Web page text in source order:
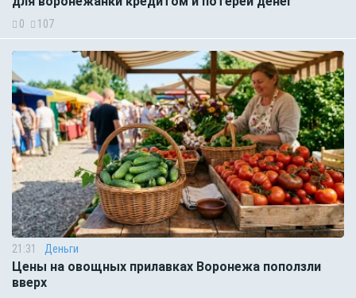
0 107
21:31 Деньги
Цены на овощных прилавках Воронежа поползли
вверх